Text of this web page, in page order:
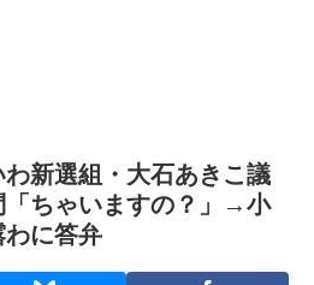
わ新選組・大石あきこ議
「ちゃいますの？」→小
に答弁